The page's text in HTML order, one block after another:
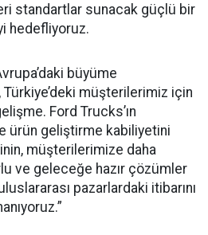
standartlar sunacak güçlü bir
hedefliyoruz.
büyüme
müşterilerimiz için
Ford Trucks’ın
ürün geliştirme kabiliyetini
müşterilerimize daha
ve geleceğe hazır çözümler
pazarlardaki itibarını